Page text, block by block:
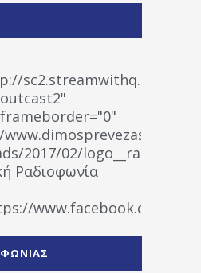
wp-
2017/02/
Ραδιοφωνία
www.facebook.com/
" artist="" ]